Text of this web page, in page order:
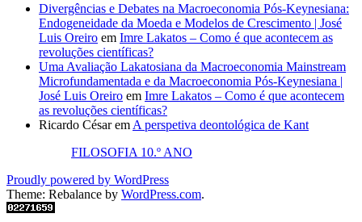
Divergências e Debates na Macroeconomia Pós-Keynesiana:
Endogeneidade da Moeda e Modelos de Crescimento | José
Luis Oreiro em Imre Lakatos – Como é que acontecem as
revoluções científicas?
Uma Avaliação Lakatosiana da Macroeconomia Mainstream
Microfundamentada e da Macroeconomia Pós-Keynesiana |
José Luis Oreiro em Imre Lakatos – Como é que acontecem
as revoluções científicas?
Ricardo Césarem A perspetiva deontológica de Kant
FILOSOFIA 10.º ANO
Proudly powered by WordPress
Theme: Rebalance by WordPress.com.